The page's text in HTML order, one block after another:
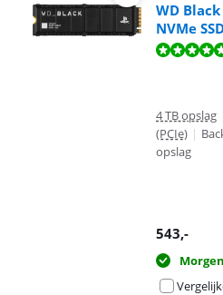
WD
NVMe
Beoordeling is 10 van de 10,
4 TB opslag
(PCIe) |
opslag
543,-